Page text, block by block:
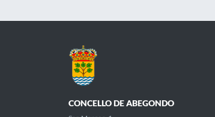
CONCELLO DE ABEGONDO